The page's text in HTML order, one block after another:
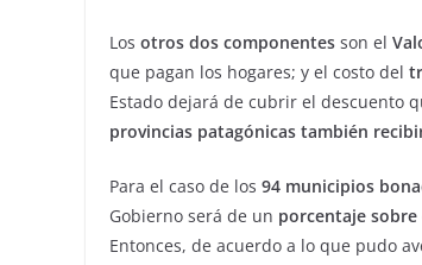
Los otros dos componentes son el
que pagan los hogares; y el costo del
Estado dejará de cubrir el descuento
provincias patagónicas también
Para el caso de los 94 municipios
Gobierno será de un porcentaje sobre
Entonces, de acuerdo a lo que pudo